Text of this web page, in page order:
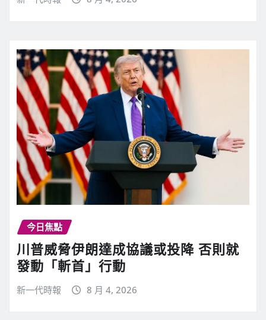
今日焦點
川普威脅伊朗達成協議或投降 否則就
發動「斬首」行動
新一代時報 8 月 4, 2026